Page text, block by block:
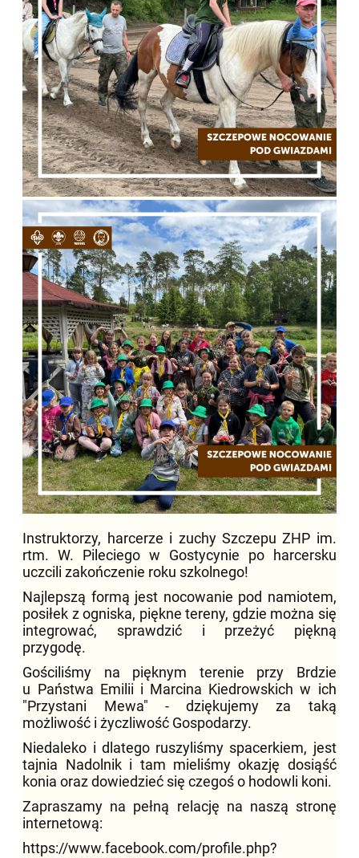
Instruktorzy, harcerze i zuchy Szczepu ZHP im.
rtm. W. Pileciego w Gostycynie po harcersku
uczcili zakończenie roku szkolnego!
Najlepszą formą jest nocowanie pod namiotem,
posiłek z ogniska, piękne tereny, gdzie można się
integrować, sprawdzić i przeżyć piękną
przygodę.
Gościliśmy na pięknym terenie przy Brdzie
u Państwa Emilii i Marcina Kiedrowskich w ich
"Przystani Mewa" - dziękujemy za taką
możliwość i życzliwość Gospodarzy.
Niedaleko i dlatego ruszyliśmy spacerkiem, jest
tajnia Nadolnik i tam mieliśmy okazję dosiąść
konia oraz dowiedzieć się czegoś o hodowli koni.
Zapraszamy na pełną relację na naszą stronę
internetową:
https://www.facebook.com/profile.php?